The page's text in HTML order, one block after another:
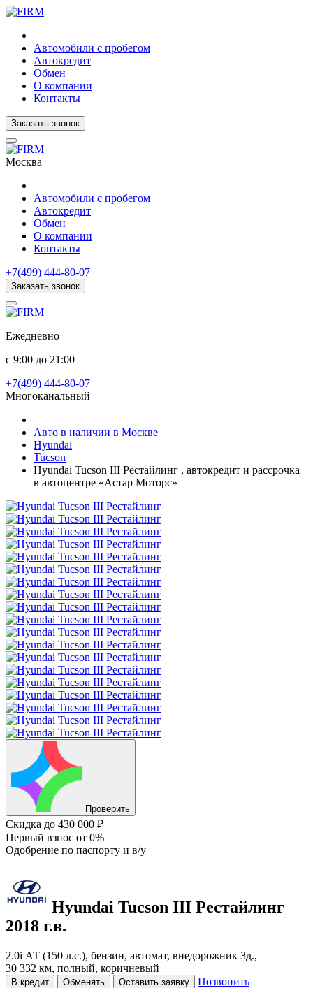
Автомобили с пробегом
Автокредит
Обмен
О компании
Контакты
Заказать звонок
Москва
Автомобили с пробегом
Автокредит
Обмен
О компании
Контакты
+7(499) 444-80-07
Заказать звонок
Ежедневно
с 9:00 до 21:00
+7(499) 444-80-07
Многоканальный
Авто в наличии в Москве
Hyundai
Tucson
Hyundai Tucson III Рестайлинг , автокредит и рассрочка
в автоцентре «Астар Моторс»
Проверить
Скидка до 430 000 ₽
Первый взнос от 0%
Одобрение по паспорту и в/у
Hyundai Tucson III Рестайлинг
2018 г.в.
2.0i АТ (150 л.с.), бензин, автомат, внедорожник 3д.,
30 332 км, полный, коричневый
В кредит Обменять Оставить заявку
Позвонить